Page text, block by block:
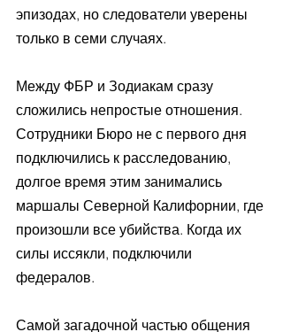
эпизодах, но следователи уверены
только в семи случаях.
Между ФБР и Зодиакам сразу
сложились непростые отношения.
Сотрудники Бюро не с первого дня
подключились к расследованию,
долгое время этим занимались
маршалы Северной Калифорнии, где
произошли все убийства. Когда их
силы иссякли, подключили
федералов.
Самой загадочной частью общения